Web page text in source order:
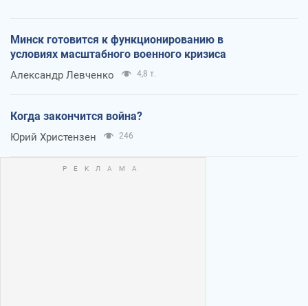
Минск готовится к функционированию в
условиях масштабного военного кризиса
Александр Левченко 4,8 т.
Когда закончится война?
Юрий Христензен 246